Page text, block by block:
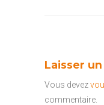
Laisser
Vous devez
commentaire.